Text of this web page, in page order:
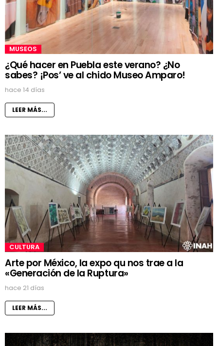
MUSEOS
¿Qué hacer en Puebla este verano? ¿No
sabes? ¡Pos’ ve al chido Museo Amparo!
hace 14 días
LEER MÁS...
CULTURA
Arte por México, la expo qu nos trae a la
«Generación de la Ruptura»
hace 21 días
LEER MÁS...